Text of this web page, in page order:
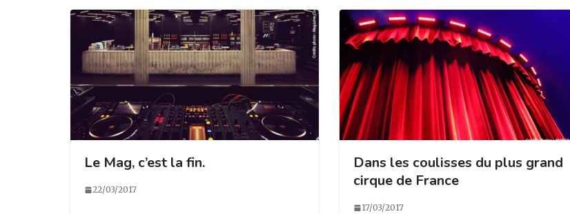
k
Le Mag, c’est la fin.
22/03/2017
Dans les coulisses du plus grand
cirque de France
17/03/2017